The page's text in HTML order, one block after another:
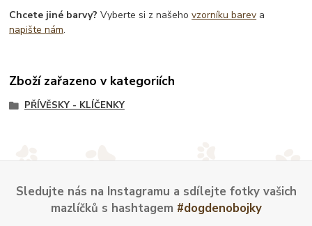
Chcete jiné barvy? Vyberte si z našehovzorníku barev a
napište nám.
Zboží zařazeno v kategoriích
PŘÍVĚSKY - KLÍČENKY
Sledujte nás na Instagramu a sdílejte fotky vašich
mazlíčků s hashtagem #dogdenobojky